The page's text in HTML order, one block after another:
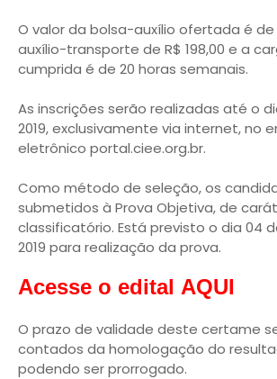
O valor da bolsa-auxílio ofertada é de
auxílio-transporte de R$ 198,00 e a
cumprida é de 20 horas semanais.
As inscrições serão realizadas até o
2019, exclusivamente via internet, no
eletrônico portal.ciee.org.br.
Como método de seleção, os
submetidos à Prova Objetiva, de
classificatório. Está previsto o dia 04
2019 para realização da prova.
Acesse o edital AQUI
O prazo de validade deste certame
contados da homologação do
podendo ser prorrogado.